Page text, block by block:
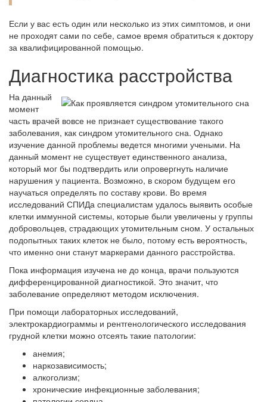
Если у вас есть один или несколько из этих симптомов, и они
не проходят сами по себе, самое время обратиться к доктору
за квалифицированной помощью.
Диагностика расстройства
На данный
момент
часть врачей вовсе не признает существование такого
заболевания, как синдром утомительного сна. Однако
изучение данной проблемы ведется многими учеными. На
данный момент не существует единственного анализа,
который мог бы подтвердить или опровергнуть наличие
нарушения у пациента. Возможно, в скором будущем его
научаться определять по составу крови. Во время
исследований СПИДа специалистам удалось выявить особые
клетки иммунной системы, которые были увеличены у группы
добровольцев, страдающих утомительным сном. У остальных
подопытных таких клеток не было, потому есть вероятность,
что именно они станут маркерами данного расстройства.
Пока информация изучена не до конца, врачи пользуются
дифференцированной диагностикой. Это значит, что
заболевание определяют методом исключения.
При помощи лабораторных исследований,
электрокардиограммы и рентгенологического исследования
грудной клетки можно отсеять такие патологии:
анемия;
наркозависимость;
алкоголизм;
хронические инфекционные заболевания;